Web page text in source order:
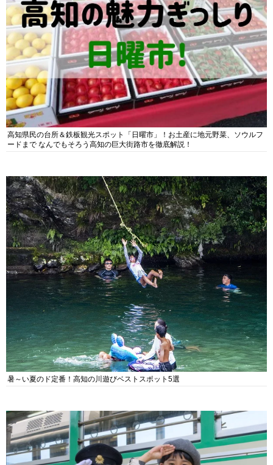
高知県民の台所＆鉄板観光スポット「日曜市」！お土産に地元野菜、ソウルフ
ードまで なんでもそろう高知の巨大街路市を徹底解説！
暑～い夏のド定番！高知の川遊びベストスポット5選